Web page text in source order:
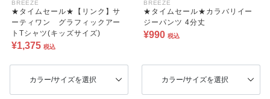
BREEZE
★タイムセール★【リンク】サ
ーティワン グラフィックアー
トTシャツ(キッズサイズ)
¥1,375 税込
カラー/サイズを選択
BREEZE
★タイムセール★カラバリイー
ジーパンツ 4分丈
¥990 税込
カラー/サイズを選択